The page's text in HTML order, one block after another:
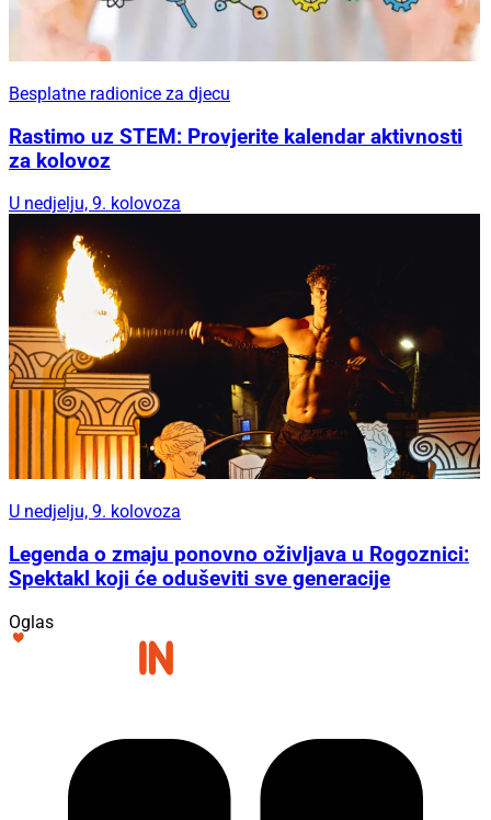
Besplatne radionice za djecu
Rastimo uz STEM: Provjerite kalendar aktivnosti
za kolovoz
U nedjelju, 9. kolovoza
U nedjelju, 9. kolovoza
Legenda o zmaju ponovno oživljava u Rogoznici:
Spektakl koji će oduševiti sve generacije
Oglas